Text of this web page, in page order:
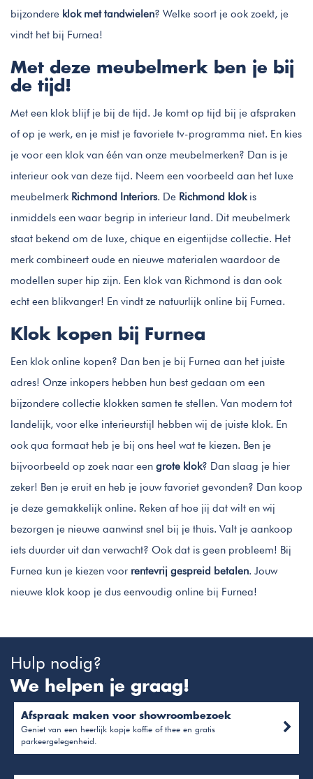
bijzondere klok met tandwielen? Welke soort je ook zoekt, je
vindt het bij Furnea!
Met deze meubelmerk ben je bij
de tijd!
Met een klok blijf je bij de tijd. Je komt op tijd bij je afspraken
of op je werk, en je mist je favoriete tv-programma niet. En kies
je voor een klok van één van onze meubelmerken? Dan is je
interieur ook van deze tijd. Neem een voorbeeld aan het luxe
meubelmerk Richmond Interiors. De Richmond klokis
inmiddels een waar begrip in interieur land. Dit meubelmerk
staat bekend om de luxe, chique en eigentijdse collectie. Het
merk combineert oude en nieuwe materialen waardoor de
modellen super hip zijn. Een klok van Richmond is dan ook
echt een blikvanger! En vindt ze natuurlijk online bij Furnea.
Klok kopen bij Furnea
Een klok online kopen? Dan ben je bij Furnea aan het juiste
adres! Onze inkopers hebben hun best gedaan om een
bijzondere collectie klokken samen te stellen. Van modern tot
landelijk, voor elke interieurstijl hebben wij de juiste klok. En
ook qua formaat heb je bij ons heel wat te kiezen. Ben je
bijvoorbeeld op zoek naar een grote klok? Dan slaag je hier
zeker! Ben je eruit en heb je jouw favoriet gevonden? Dan koop
je deze gemakkelijk online. Reken af hoe jij dat wilt en wij
bezorgen je nieuwe aanwinst snel bij je thuis. Valt je aankoop
iets duurder uit dan verwacht? Ook dat is geen probleem! Bij
Furnea kun je kiezen voor rentevrij gespreid betalen. Jouw
nieuwe klok koop je dus eenvoudig online bij Furnea!
Hulp nodig?
We helpen je graag!
Afspraak maken voor showroombezoek
Geniet van een heerlijk kopje koffie of thee en gratis
parkeergelegenheid.